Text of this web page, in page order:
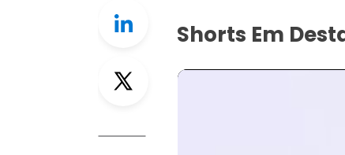
Twitter
Shorts Em